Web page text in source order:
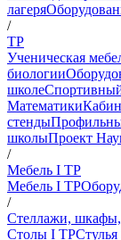
лагеря
/
ТР
Ученическая
биологии
школе
Математики
стенды
школыПроект
/
Мебель I ТР
Мебель I ТР
/
Стеллажи,
Столы I ТР